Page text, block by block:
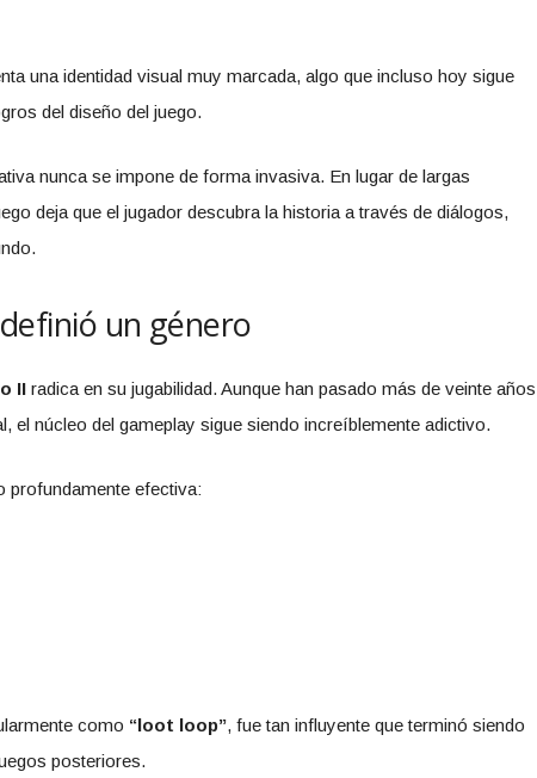
una identidad visual muy marcada, algo que incluso hoy sigue
del diseño del juego.
nunca se impone de forma invasiva. En lugar de largas
deja que el jugador descubra la historia a través de diálogos,
un género
IIradica en su jugabilidad. Aunque han pasado más de veinte años
el núcleo del gameplay sigue siendo increíblemente adictivo.
profundamente efectiva:
como “loot loop”, fue tan influyente que terminó siendo
posteriores.